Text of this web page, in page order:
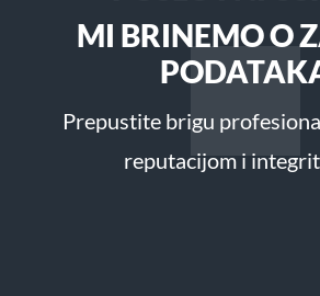
MI BRINEMO O
Prepustite brigu
reputacijom i